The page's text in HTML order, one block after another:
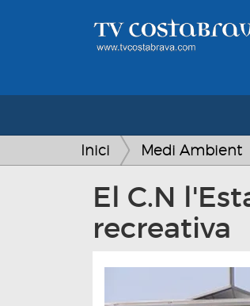
Inici Medi Ambient
El C.N
recreativa